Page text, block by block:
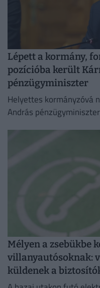
Lépett a kormány,
pozícióba került
pénzügyminiszter
Helyettes kormányzóvá
András
Mélyen a zsebükbe
villanyautósoknak:
küldenek a